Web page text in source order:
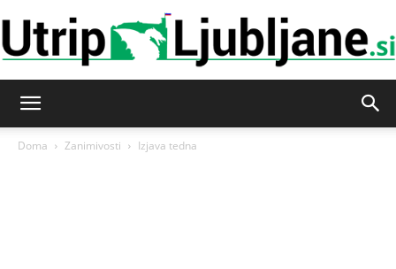
Doma Zanimivosti Izjava tedna